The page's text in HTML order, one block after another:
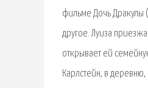
фильме Дочь Дракулы
другое. Луиза
открывает ей
Карлстейн, в